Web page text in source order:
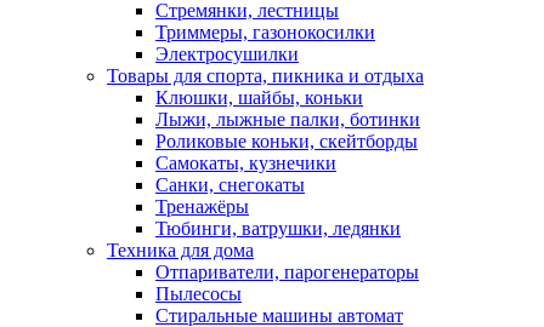
Стремянки, лестницы
Триммеры, газонокосилки
Электросушилки
Товары для спорта, пикника и отдыха
Клюшки, шайбы, коньки
Лыжи, лыжные палки, ботинки
Роликовые коньки, скейтборды
Самокаты, кузнечики
Санки, снегокаты
Тренажёры
Тюбинги, ватрушки, ледянки
Техника для дома
Отпариватели, парогенераторы
Пылесосы
Стиральные машины автомат